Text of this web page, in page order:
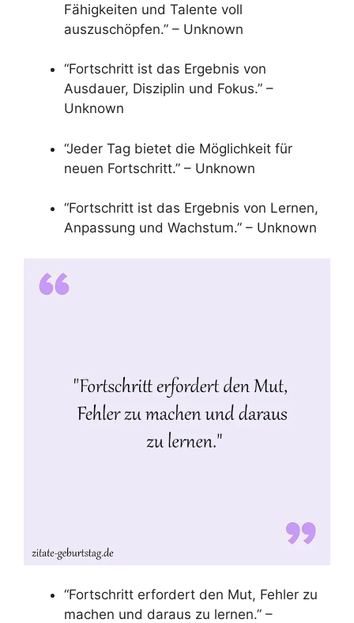
Fähigkeiten und Talente voll
auszuschöpfen.” – Unknown
“Fortschritt ist das Ergebnis von
Ausdauer, Disziplin und Fokus.” –
Unknown
“Jeder Tag bietet die Möglichkeit für
neuen Fortschritt.” – Unknown
“Fortschritt ist das Ergebnis von Lernen,
Anpassung und Wachstum.” – Unknown
“Fortschritt erfordert den Mut, Fehler zu
machen und daraus zu lernen.” –